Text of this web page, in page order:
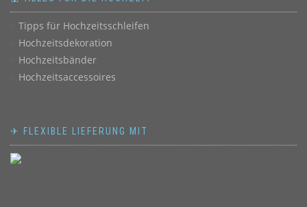
Tipps für Hochzeitsschleifen
Hochzeitsdekoration
Hochzeitsbänder
Hochzeitsaccessoires
✈ FLEXIBLE LIEFERUNG MIT